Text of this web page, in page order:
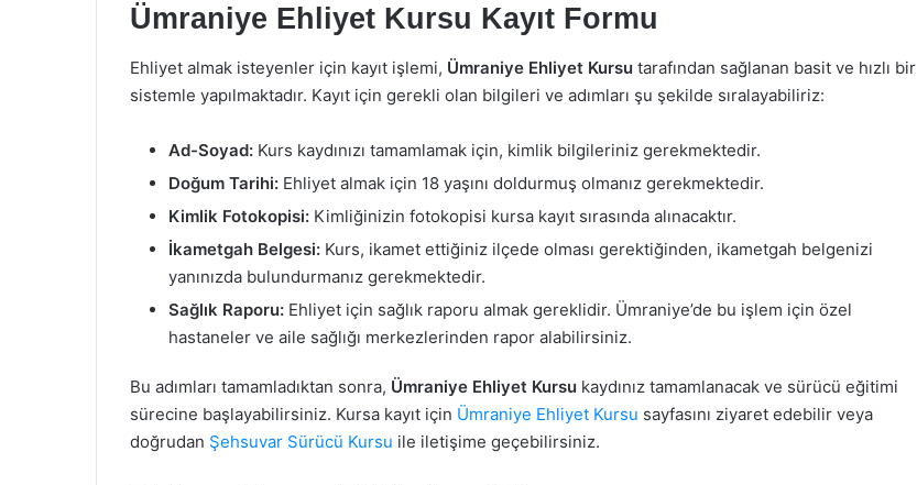
Ümraniye Ehliyet Kursu Kayıt Formu
Ehliyet almak isteyenler için kayıt işlemi, Ümraniye Ehliyet Kursu tarafından sağlanan basit ve hızlı bir
sistemle yapılmaktadır. Kayıt için gerekli olan bilgileri ve adımları şu şekilde sıralayabiliriz:
Ad-Soyad: Kurs kaydınızı tamamlamak için, kimlik bilgileriniz gerekmektedir.
Doğum Tarihi: Ehliyet almak için 18 yaşını doldurmuş olmanız gerekmektedir.
Kimlik Fotokopisi: Kimliğinizin fotokopisi kursa kayıt sırasında alınacaktır.
İkametgah Belgesi: Kurs, ikamet ettiğiniz ilçede olması gerektiğinden, ikametgah belgenizi
yanınızda bulundurmanız gerekmektedir.
Sağlık Raporu: Ehliyet için sağlık raporu almak gereklidir. Ümraniye’de bu işlem için özel
hastaneler ve aile sağlığı merkezlerinden rapor alabilirsiniz.
Bu adımları tamamladıktan sonra, Ümraniye Ehliyet Kursu kaydınız tamamlanacak ve sürücü eğitimi
sürecine başlayabilirsiniz. Kursa kayıt için Ümraniye Ehliyet Kursu sayfasını ziyaret edebilir veya
doğrudan Şehsuvar Sürücü Kursu ile iletişime geçebilirsiniz.